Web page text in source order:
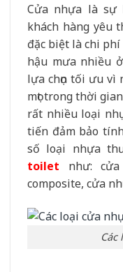
Cửa nhựa là sự
khách hàng yêu
đặc biệt là chi
hậu mưa nhiều
lựa chọn tối ưu vì
mọt trong thời
rất nhiều loại
tiến đảm bảo
số loại nhựa
toilet như:
composite, cửa